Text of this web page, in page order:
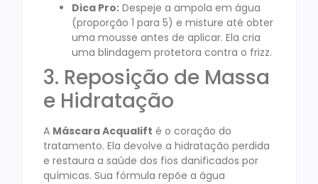
Dica Pro: Despeje a ampola em água
(proporção 1 para 5) e misture até obter
uma mousse antes de aplicar. Ela cria
uma blindagem protetora contra o frizz.
3. Reposição de Massa
e Hidratação
A Máscara Acqualift é o coração do
tratamento. Ela devolve a hidratação perdida
e restaura a saúde dos fios danificados por
químicas. Sua fórmula repõe a água